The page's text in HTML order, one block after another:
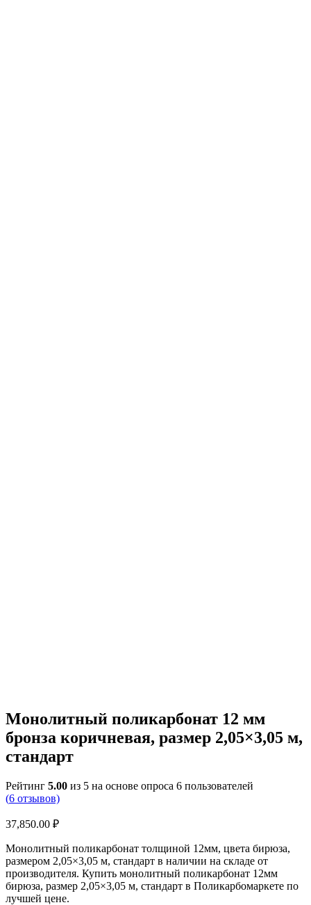
Монолитный поликарбонат 12 мм
бронза коричневая, размер 2,05×3,05 м,
стандарт
Рейтинг 5.00 из 5 на основе опроса 6 пользователей
(6 отзывов)
37,850.00 ₽
Монолитный поликарбонат толщиной 12мм, цвета бирюза,
размером 2,05×3,05 м, стандарт в наличии на складе от
производителя. Купить монолитный поликарбонат 12мм
бирюза, размер 2,05×3,05 м, стандарт в Поликарбомаркете по
лучшей цене.